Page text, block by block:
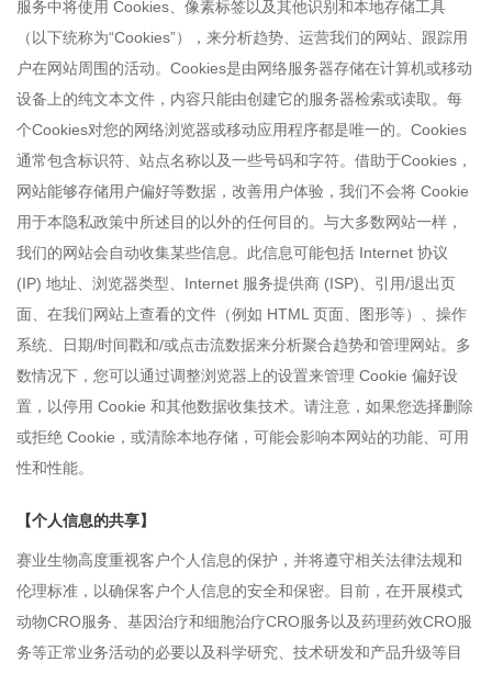
服务中将使用 Cookies、像素标签以及其他识别和本地存储工具
（以下统称为“Cookies”），来分析趋势、运营我们的网站、跟踪用
户在网站周围的活动。Cookies是由网络服务器存储在计算机或移动
设备上的纯文本文件，内容只能由创建它的服务器检索或读取。每
个Cookies对您的网络浏览器或移动应用程序都是唯一的。Cookies
通常包含标识符、站点名称以及一些号码和字符。借助于Cookies，
网站能够存储用户偏好等数据，改善用户体验，我们不会将 Cookie
用于本隐私政策中所述目的以外的任何目的。与大多数网站一样，
我们的网站会自动收集某些信息。此信息可能包括 Internet 协议
(IP) 地址、浏览器类型、Internet 服务提供商 (ISP)、引用/退出页
面、在我们网站上查看的文件（例如 HTML 页面、图形等）、操作
系统、日期/时间戳和/或点击流数据来分析聚合趋势和管理网站。多
数情况下，您可以通过调整浏览器上的设置来管理 Cookie 偏好设
置，以停用 Cookie 和其他数据收集技术。请注意，如果您选择删除
或拒绝 Cookie，或清除本地存储，可能会影响本网站的功能、可用
性和性能。
【个人信息的共享】
赛业生物高度重视客户个人信息的保护，并将遵守相关法律法规和
伦理标准，以确保客户个人信息的安全和保密。目前，在开展模式
动物CRO服务、基因治疗和细胞治疗CRO服务以及药理药效CRO服
务等正常业务活动的必要以及科学研究、技术研发和产品升级等目